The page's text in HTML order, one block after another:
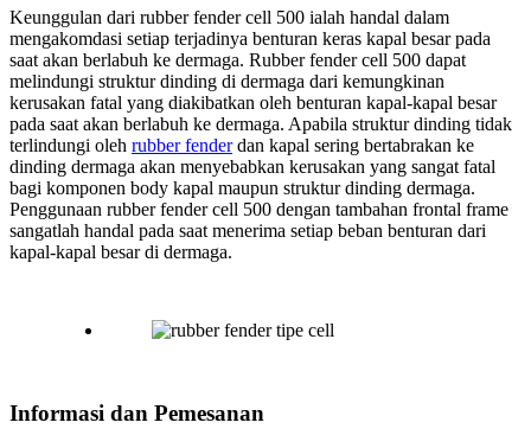
Keunggulan dari rubber fender cell 500 ialah handal dalam
mengakomdasi setiap terjadinya benturan keras kapal besar pada
saat akan berlabuh ke dermaga. Rubber fender cell 500 dapat
melindungi struktur dinding di dermaga dari kemungkinan
kerusakan fatal yang diakibatkan oleh benturan kapal-kapal besar
pada saat akan berlabuh ke dermaga. Apabila struktur dinding tidak
terlindungi oleh rubber fenderdan kapal sering bertabrakan ke
dinding dermaga akan menyebabkan kerusakan yang sangat fatal
bagi komponen body kapal maupun struktur dinding dermaga.
Penggunaan rubber fender cell 500 dengan tambahan frontal frame
sangatlah handal pada saat menerima setiap beban benturan dari
kapal-kapal besar di dermaga.
Informasi dan Pemesanan